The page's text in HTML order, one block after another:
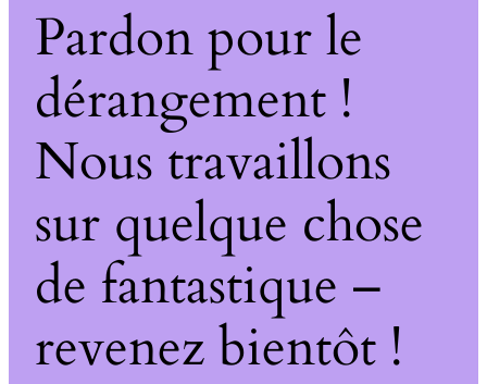
Pardon pour le
dérangement !
Nous travaillons
sur quelque chose
de fantastique –
revenez bientôt !